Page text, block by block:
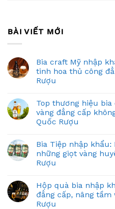
BÀI VIẾT MỚI
Bia craft Mỹ nhập
tinh hoa thủ công
Rượu
Top thương hiệu
vàng đẳng cấp
Quốc Rượu
Bia Tiệp nhập
những giọt vàng
Rượu
Hộp quà bia nhập
đẳng cấp, nâng tầm
Rượu